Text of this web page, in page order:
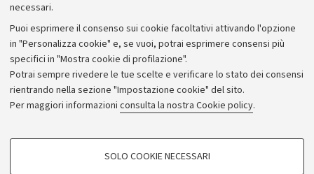
necessari.
Puoi esprimere il consenso sui cookie facoltativi attivando l'opzione
in "Personalizza cookie" e, se vuoi, potrai esprimere consensi più
specifici in "Mostra cookie di profilazione".
Potrai sempre rivedere le tue scelte e verificare lo stato dei consensi
rientrando nella sezione "Impostazione cookie" del sito.
Per maggiori informazioni consulta la nostra Cookie policy.
COOKIE DI PROFILAZIONE - FACOLTATIVI
SOLO COOKIE NECESSARI
Archivio
Comunicati stampa
Redazione
Rassegna stampa